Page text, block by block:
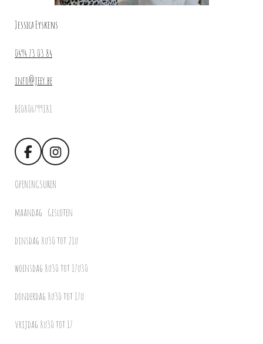
Jessica Eyskens
0494 73 03 84
info@jeey.be
BE0806799181
F
a
c
o
k
I
n
s
g
a
OPENINGSUREN
maandag Gesloten
dinsdag 8u30 tot 21u
woensdag 8u30 tot 17u30
donderdag 8u30 tot 17u
vrijdag 8u30 tot 17